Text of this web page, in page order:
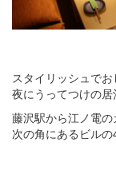
スタイリッシュで
夜にうってつけの居
藤沢駅から江ノ電
次の角にあるビルの